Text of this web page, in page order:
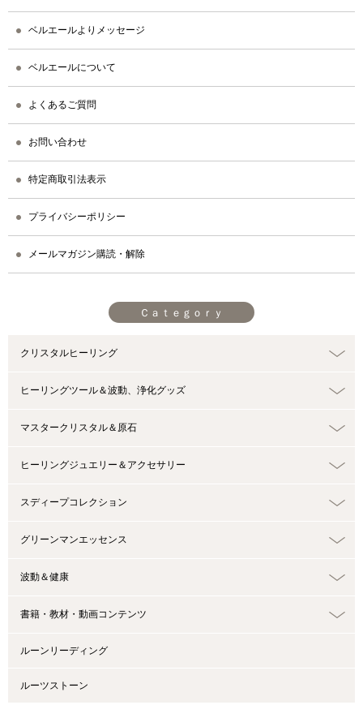
ベルエールよりメッセージ
ベルエールについて
よくあるご質問
お問い合わせ
特定商取引法表示
プライバシーポリシー
メールマガジン購読・解除
Ｃａｔｅｇｏｒｙ
クリスタルヒーリング
ヒーリングツール＆波動、浄化グッズ
マスタークリスタル＆原石
ヒーリングジュエリー＆アクセサリー
スディープコレクション
グリーンマンエッセンス
波動＆健康
書籍・教材・動画コンテンツ
ルーンリーディング
ルーツストーン